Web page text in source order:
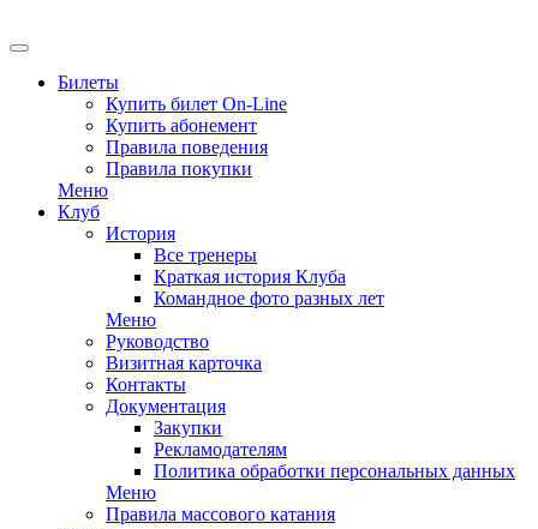
Билеты
Купить билет On-Line
Купить абонемент
Правила поведения
Правила покупки
Меню
Клуб
История
Все тренеры
Краткая история Клуба
Командное фото разных лет
Меню
Руководство
Визитная карточка
Контакты
Документация
Закупки
Рекламодателям
Политика обработки персональных данных
Меню
Правила массового катания